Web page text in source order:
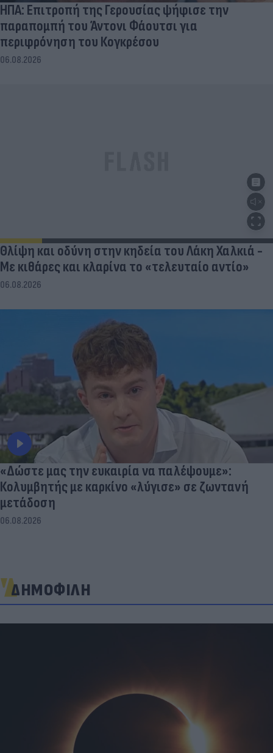
ΗΠΑ: Επιτροπή της Γερουσίας ψήφισε την
παραπομπή του Άντονι Φάουτσι για
περιφρόνηση του Κογκρέσου
06.08.2026
Θλίψη και οδύνη στην κηδεία του Λάκη Χαλκιά -
Με κιθάρες και κλαρίνα το «τελευταίο αντίο»
06.08.2026
«Δώστε μας την ευκαιρία να παλέψουμε»:
Κολυμβητής με καρκίνο «λύγισε» σε ζωντανή
μετάδοση
06.08.2026
ΔΗΜΟΦΙΛΗ